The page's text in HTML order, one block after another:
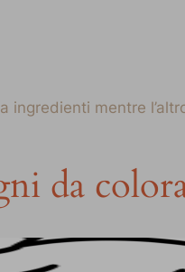
ingredienti mentre
da